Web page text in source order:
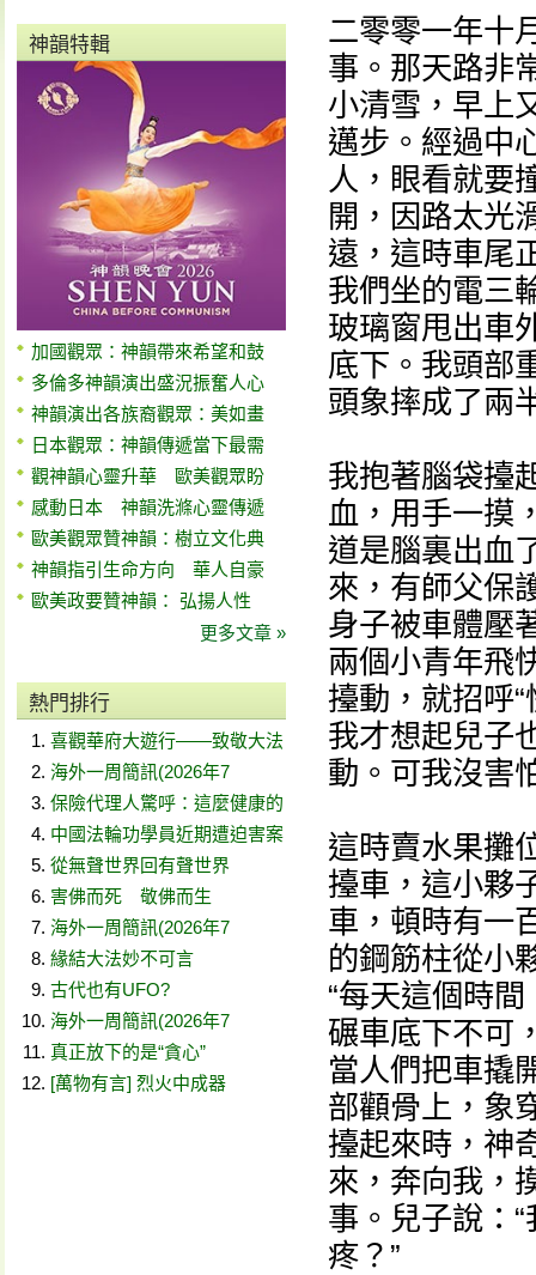
神韻特輯
加國觀眾：神韻帶來希望和鼓
多倫多神韻演出盛況振奮人心
神韻演出各族裔觀眾：美如畫
日本觀眾：神韻傳遞當下最需
觀神韻心靈升華 歐美觀眾盼
感動日本 神韻洗滌心靈傳遞
歐美觀眾贊神韻：樹立文化典
神韻指引生命方向 華人自豪
歐美政要贊神韻： 弘揚人性
更多文章 »
熱門排行
喜觀華府大遊行——致敬大法
海外一周簡訊(2026年7
保險代理人驚呼：這麼健康的
中國法輪功學員近期遭迫害案
從無聲世界回有聲世界
害佛而死 敬佛而生
海外一周簡訊(2026年7
緣結大法妙不可言
古代也有UFO?
海外一周簡訊(2026年7
真正放下的是“貪心”
[萬物有言] 烈火中成器
二零零一年十
事。那天路非
小清雪，早上
邁步。經過中
人，眼看就要
開，因路太光
遠，這時車尾
我們坐的電三
玻璃窗甩出車
底下。我頭部
頭象摔成了兩
我抱著腦袋擡
血，用手一摸
道是腦裏出血
來，有師父保
身子被車體壓
兩個小青年飛
擡動，就招呼
我才想起兒子
動。可我沒害
這時賣水果攤
擡車，這小夥
車，頓時有一
的鋼筋柱從小
“每天這個時
碾車底下不可
當人們把車撬
部顴骨上，象
擡起來時，神
來，奔向我，
事。兒子說：
疼？”